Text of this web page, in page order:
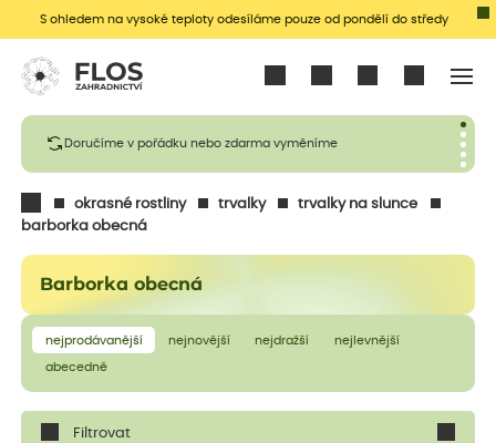
S ohledem na vysoké teploty odesíláme pouze od pondělí do středy
Doručíme v pořádku nebo zdarma vyměníme
okrasné rostliny trvalky
trvalky na slunce
barborka obecná
Barborka obecná
nejprodávanější nejnovější nejdražší nejlevnější
abecedně
Filtrovat